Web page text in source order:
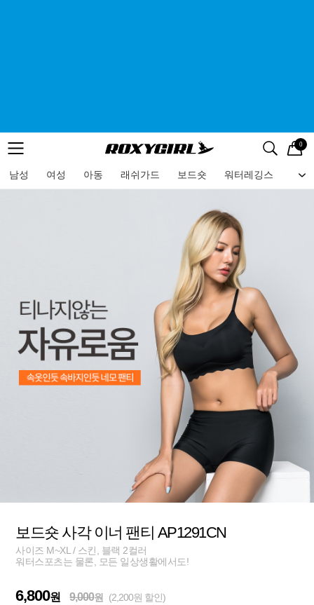
메뉴 검색
로고 0
남성 여성 아동 래쉬가드 보드숏 워터레깅스 비
메뉴
보드숏 사각 이너 팬티 AP1291CN
사이즈 M~XL / 스킨, 블랙 2컬러
워터스포츠는 물론, 모든 일상생활에서도!
6,800원 9,000원 (2,200원 할인)